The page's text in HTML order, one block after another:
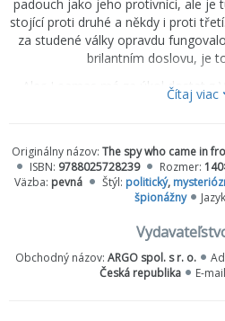
padouch jako jeho protivníci, ale je
stojící proti druhé a někdy i proti
za studené války opravdu
brilantním doslovu, je
Alec Leamas má za úkol dostat z
britské agenty poté, co město
má totiž tuto roli hrát a získat si
Krůček po krůčku se celá hra
Čítaj viac
Originálny názov: The spy who came in
ISBN: 9788025728239 Rozmer:
Väzba: pevná Štýl: politický,
špionážny
Obchodný názov: ARGO spol. s r. o.
Česká republika
E-